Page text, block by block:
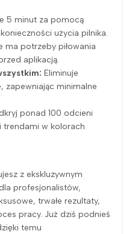
5 minut za pomocą
użycia pilnika.
ma potrzeby piłowania
aplikacją.
Eliminuje
zapewniając minimalne
ponad 100 odcieni
trendami w kolorach
z ekskluzywnym
profesjonalistów,
trwałe rezultaty,
pracy. Już dziś podnieś
temu